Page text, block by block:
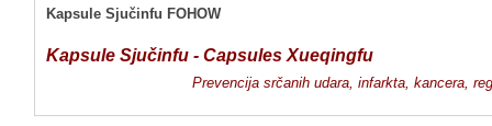
Kapsule Sjučinfu FOHOW
Kapsule Sjučinfu - Capsules Xueqingfu
Prevencija srčanih udara, infarkta, kancera,